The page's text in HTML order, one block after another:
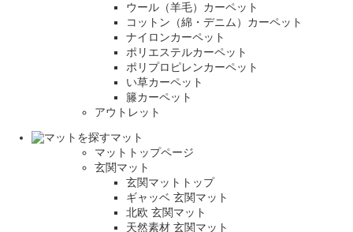
ウール（羊毛）カーペット
コットン（綿・デニム）カーペット
ナイロンカーペット
ポリエステルカーペット
ポリプロピレンカーペット
い草カーペット
籐カーペット
アウトレット
マット
マットトップページ
玄関マット
玄関マットトップ
ギャッベ 玄関マット
北欧 玄関マット
天然素材 玄関マット